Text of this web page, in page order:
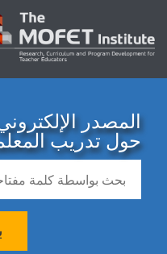
المصدر
حول تدريب